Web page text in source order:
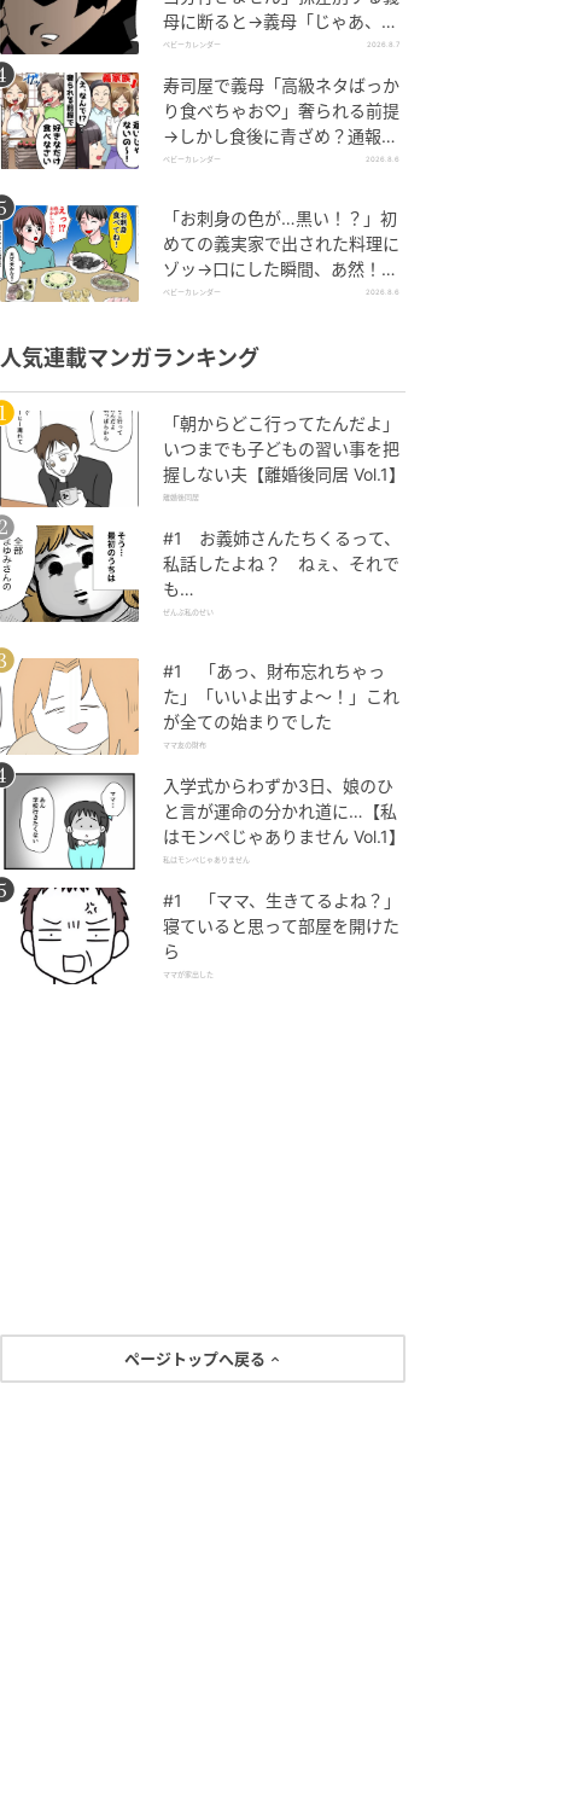
母に断ると→義母「じゃあ、私
は…」妻絶句＜こどおじ義兄＞
ベビーカレンダー 2026.8.7
寿司屋で義母「高級ネタばっか
り食べちゃお♡」奢られる前提
→しかし食後に青ざめ？通報さ
れ警察沙汰！
ベビーカレンダー 2026.8.6
「お刺身の色が…黒い！？」初
めての義実家で出された料理に
ゾッ→口にした瞬間、あ然！刺
身の正体は
ベビーカレンダー 2026.8.6
人気連載マンガランキング
「朝からどこ行ってたんだよ」
いつまでも子どもの習い事を把
握しない夫【離婚後同居 Vol.1】
離婚後同居
#1 お義姉さんたちくるって、
私話したよね？ ねぇ、それで
も…
ぜんぶ私のせい
#1 「あっ、財布忘れちゃっ
た」「いいよ出すよ〜！」これ
が全ての始まりでした
ママ友の財布
入学式からわずか3日、娘のひ
と言が運命の分かれ道に…【私
はモンペじゃありません Vol.1】
私はモンペじゃありません
#1 「ママ、生きてるよね？」
寝ていると思って部屋を開けた
ら
ママが家出した
ページトップへ戻る